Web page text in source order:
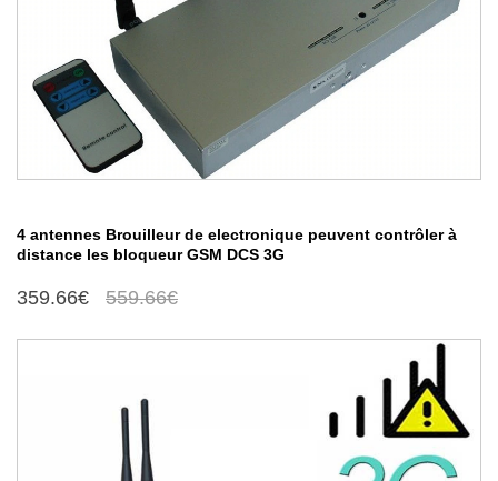
4 antennes Brouilleur de electronique peuvent contrôler à
distance les bloqueur GSM DCS 3G
359.66€ 559.66€